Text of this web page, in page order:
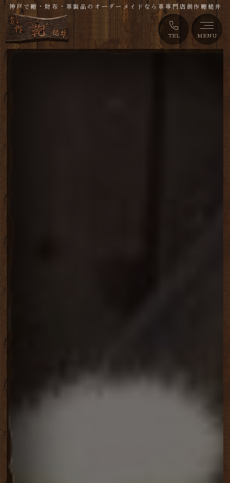
TEL MENU
神戸で鞄・財布・革製品のオーダーメイドなら革専門店創作鞄槌井